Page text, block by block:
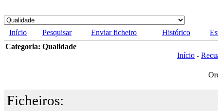
Início Pesquisar Enviar ficheiro Histórico
Categoria: Qualidade
Início -
Ficheiros: